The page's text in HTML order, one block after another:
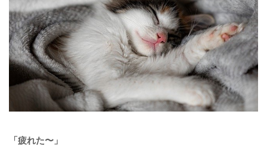
「疲れた〜」